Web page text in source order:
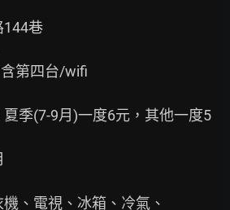
144巷
含第四台/wifi
夏季(7-9月)一度6元，其他一度5
機、電視、冰箱、冷氣、